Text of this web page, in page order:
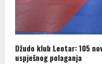
Džudo klub Leotar: 105
uspješnog polaganja